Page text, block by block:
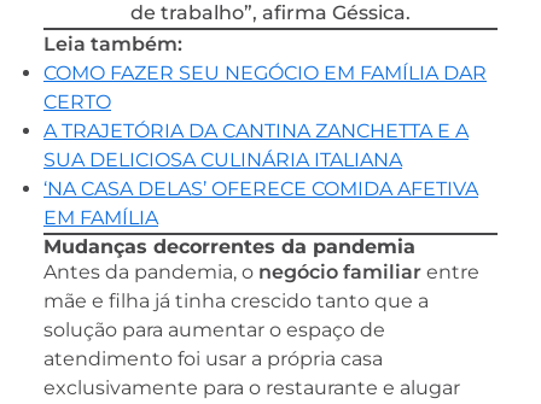
de trabalho”, afirma Géssica.
Leia também:
COMO FAZER SEU NEGÓCIO EM FAMÍLIA DAR
CERTO
A TRAJETÓRIA DA CANTINA ZANCHETTA E A
SUA DELICIOSA CULINÁRIA ITALIANA
‘NA CASA DELAS’ OFERECE COMIDA AFETIVA
EM FAMÍLIA
Mudanças decorrentes da pandemia
Antes da pandemia, o negócio familiar entre
mãe e filha já tinha crescido tanto que a
solução para aumentar o espaço de
atendimento foi usar a própria casa
exclusivamente para o restaurante e alugar